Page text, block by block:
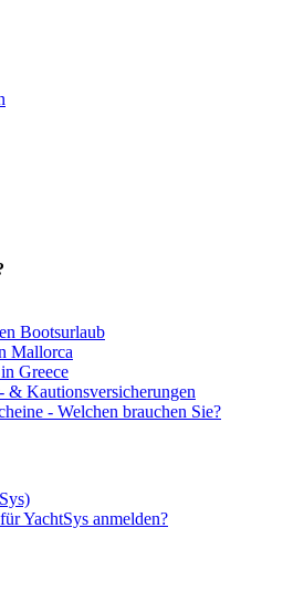
Bootsurlaub
Mallorca
Greece
& Kautionsversicherungen
- Welchen brauchen Sie?
YachtSys anmelden?